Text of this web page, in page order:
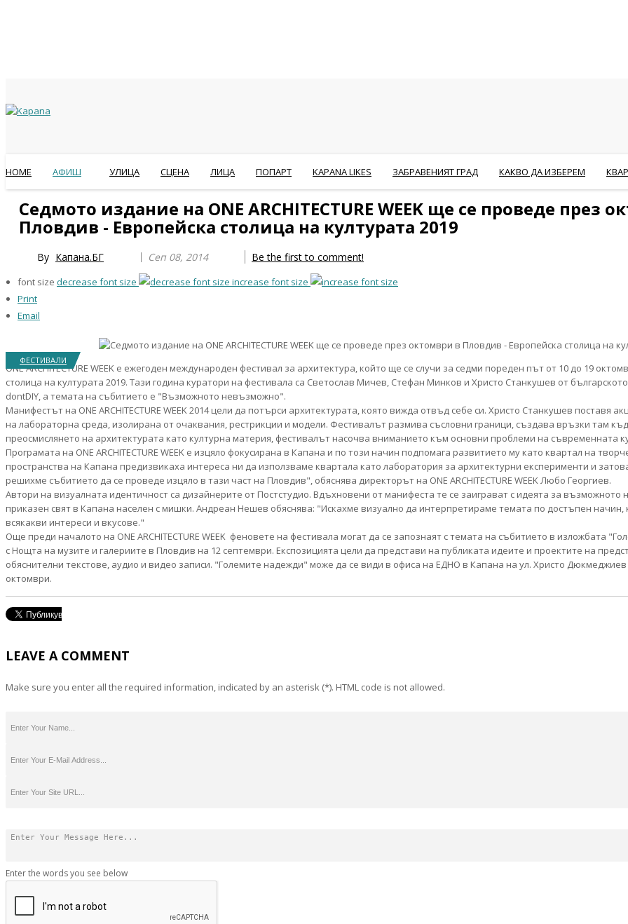
HOME АФИШ УЛИЦА СЦЕНА ЛИЦА ПОПАРТ KAPANA LIKES ЗАБРАВЕНИЯТ ГРАД КАКВО ДА ИЗБЕРЕМ
Седмото издание на ONE ARCHITECTURE WEEK ще се проведе през
Пловдив - Европейска столица на културата 2019
By Капана.БГ Сеп 08, 2014 Be the first to comment!
font size decrease font size
increase font size
Print
Email
ФЕСТИВАЛИ
ONE ARCHITECTURE WEEK е ежегоден международен фестивал за архитектура, който ще се случи за седми пореден път от 10 до 19
столица на културата 2019. Тази година куратори на фестивала са Светослав Мичев, Стeфан Минков и Христо Станкушев от
dontDIY, а темата на събитието е "Възможното невъзможно".
Манифестът на ONE ARCHITECTURE WEEK 2014 цели да потърси архитектурата, която вижда отвъд себе си. Христо Станкушев поставя
на лабораторна среда, изолирана от очаквания, рестрикции и модели. Фестивалът размива съсловни граници, създава връзки там
преосмислянето на архитектурата като културна материя, фестивалът насочва вниманието към основни проблеми на съвременната
Програмата на ONE ARCHITECTURE WEEK е изцяло фокусирана в Капана и по този начин подпомага развитието му като квартал на
пространства на Капана предизвикаха интереса ни да използваме квартала като лаборатория за архитектурни експерименти и
решихме събитието да се проведе изцяло в тази част на Пловдив", обяснява директорът на ONE ARCHITECTURE WEEK Любо Георгиев.
Автори на визуалната идентичност са дизайнерите от Постстудио. Вдъхновени от манифеста те се заиграват с идеята за
приказен свят в Капана населен с мишки. Андреан Нешев обяснява: "Искахме визуално да интерпретираме темата по достъпен начин,
всякакви интереси и вкусове."
Още преди началото на ONE ARCHITECTURE WEEK феновете на фестивала могат да се запознаят с темата на събитието в изложбата
с Нощта на музите и галериите в Пловдив на 12 септември. Експозицията цели да представи на публиката идеите и проектите на
обяснителни текстове, аудио и видео записи. "Големите надежди" може да се види в офиса на ЕДНО в Капана на ул. Христо Дюкмеджиев
октомври.
LEAVE A COMMENT
Make sure you enter all the required information, indicated by an asterisk (*). HTML code is not allowed.
Enter the words you see below
Year
Month
Year
Month